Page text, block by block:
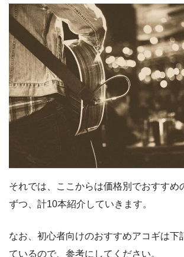
それでは、ここからは価格別でおすすめ
ずつ、計10本紹介していきます。
なお、初心者向けのおすすめアコギは下
ているので、参考にしてください。